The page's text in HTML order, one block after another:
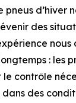
d’hiver
des
nous
: les
contrôle
des